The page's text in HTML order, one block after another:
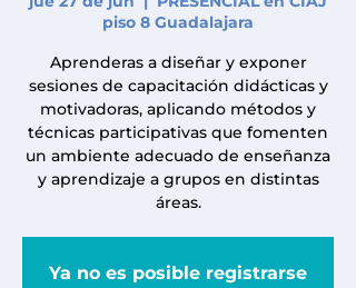
piso 8 Guadalajara
Aprenderas a diseñar y exponer
sesiones de capacitación didácticas y
motivadoras, aplicando métodos y
técnicas participativas que fomenten
un ambiente adecuado de enseñanza
y aprendizaje a grupos en distintas
áreas.
Ya no es posible registrarse